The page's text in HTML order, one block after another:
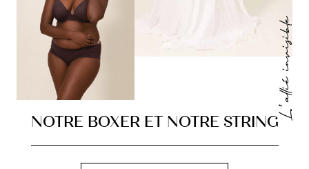
NOTRE BOXER ET NOTRE STRING
L’alliè invisible